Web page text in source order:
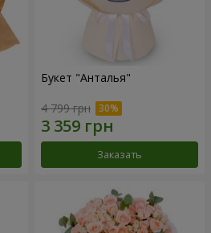
Букет "Анталья"
4 799 грн
Заказать